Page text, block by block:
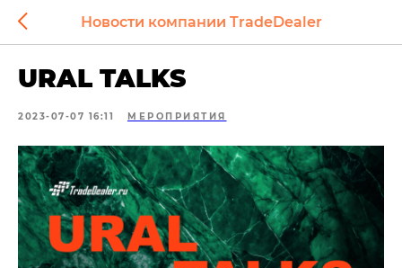
Новости компании TradeDealer
URAL TALKS
2023-07-07 16:11 МЕРОПРИЯТИЯ